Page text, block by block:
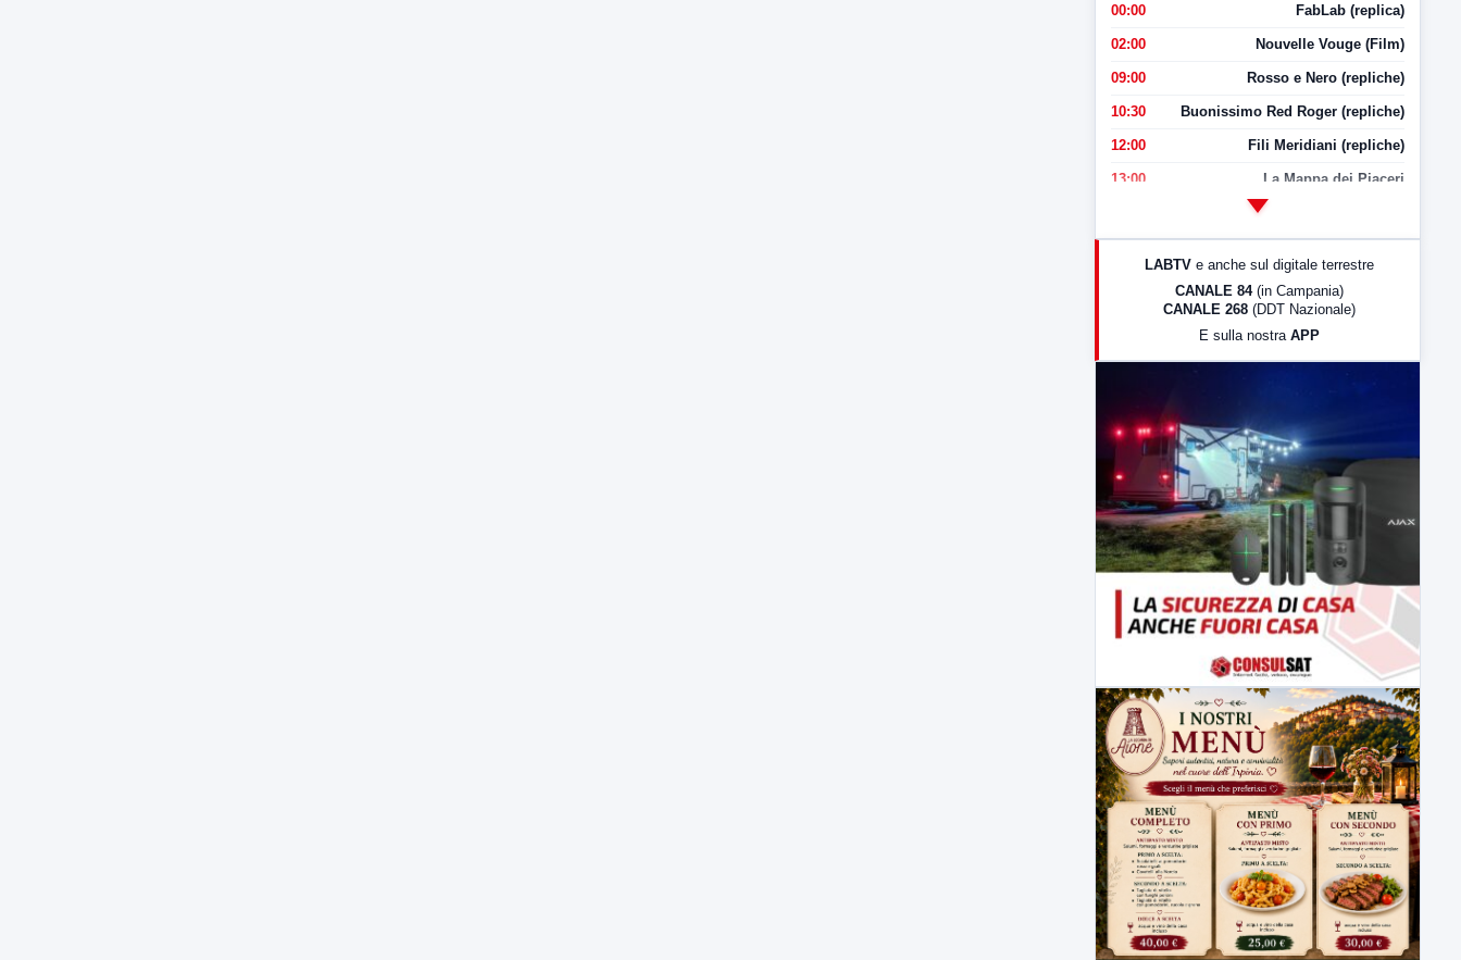
00:00 FabLab (replica)
02:00 Nouvelle Vouge (Film)
09:00 Rosso e Nero (repliche)
10:30 Buonissimo Red Roger (repliche)
12:00 Fili Meridiani (repliche)
13:00 La Mappa dei Piaceri
LabNews (Diretta)
LABTV e anche sul digitale terrestre
CANALE 84 (in Campania)
CANALE 268 (DDT Nazionale)
E sulla nostra APP